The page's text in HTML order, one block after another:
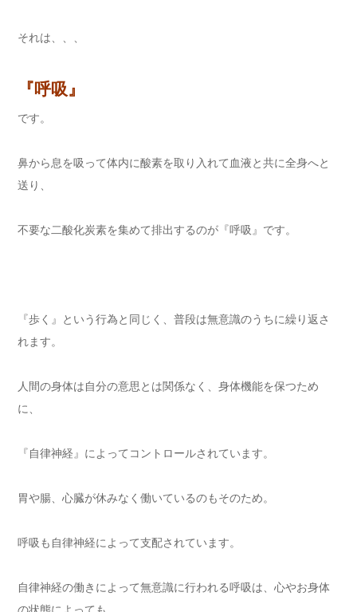
それは、、、
『呼吸』
です。
鼻から息を吸って体内に酸素を取り入れて血液と共に全身へと
送り、
不要な二酸化炭素を集めて排出するのが『呼吸』です。
『歩く』という行為と同じく、普段は無意識のうちに繰り返さ
れます。
人間の身体は自分の意思とは関係なく、身体機能を保つため
に、
『自律神経』によってコントロールされています。
胃や腸、心臓が休みなく働いているのもそのため。
呼吸も自律神経によって支配されています。
自律神経の働きによって無意識に行われる呼吸は、心やお身体
の状態によっても